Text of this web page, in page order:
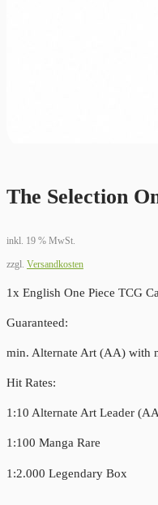
The Selection
inkl. 19 % MwSt.
zzgl. Versandkosten
1x English One Piece TCG
Guaranteed:
min. Alternate Art (AA) with
Hit Rates:
1:10 Alternate Art Leader
1:100 Manga Rare
1:2.000 Legendary Box